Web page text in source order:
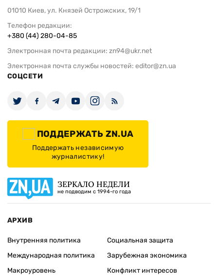
01010 Киев, ул. Князей Острожских, 19/1
Телефон редакции:
+380 (44) 280-04-85
Электронная почта редакции: zn94@ukr.net
Электронная почта службы новостей: editor@zn.ua
СОЦСЕТИ
ПОДДЕРЖАТЬ ZN.UA
Поддержать независимую
журналистику!
ЗЕРКАЛО НЕДЕЛИ
не подводим с 1994-го года
АРХИВ
Внутренняя политика
Международная политика
Макроуровень
Социальная защита
Зарубежная экономика
Конфликт интересов